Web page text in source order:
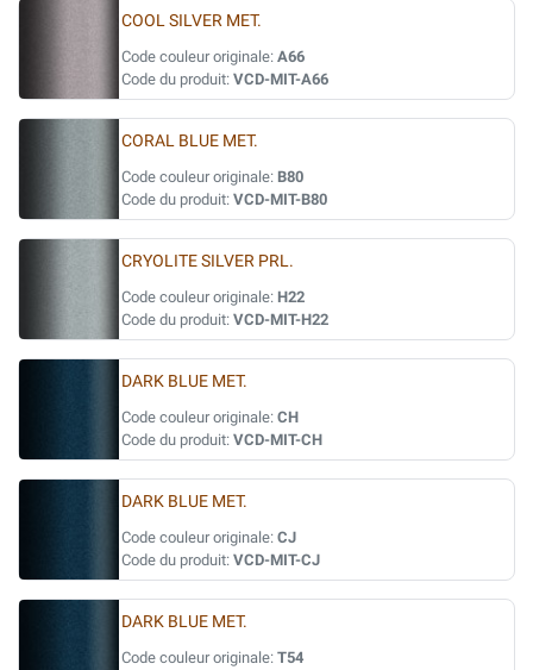
COOL SILVER MET.
Code couleur originale: A66
Code du produit: VCD-MIT-A66
CORAL BLUE MET.
Code couleur originale: B80
Code du produit: VCD-MIT-B80
CRYOLITE SILVER PRL.
Code couleur originale: H22
Code du produit: VCD-MIT-H22
DARK BLUE MET.
Code couleur originale: CH
Code du produit: VCD-MIT-CH
DARK BLUE MET.
Code couleur originale: CJ
Code du produit: VCD-MIT-CJ
DARK BLUE MET.
Code couleur originale: T54